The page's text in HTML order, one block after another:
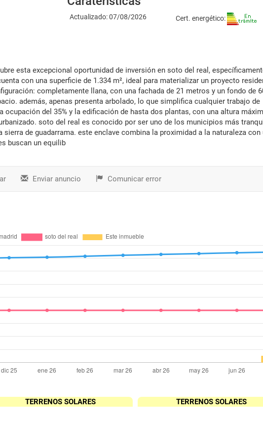
Actualizado: 07/08/2026 Cert. energético:
con una superficie de 1.334 m², ideal para materializar un proyecto
completamente llana, con una fachada de 21 metros y un fondo de
además, apenas presenta arbolado, lo que simplifica cualquier trabajo de
del 35% y la edificación de hasta dos plantas, con una altura
soto del real es conocido por ser uno de los municipios más
de guadarrama. este enclave combina la proximidad a la naturaleza con
buscan un equilib
Enviar anuncio Comunicar error
TERRENOS SOLARES TERRENOS SOLARES